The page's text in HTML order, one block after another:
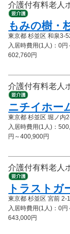
介護付有料老人
もみの樹・
東京都 杉並区 和泉
入居時費用(1人)：0
602,760円
介護付有料老人
ニチイホー
東京都 杉並区 堀ノ
入居時費用(1人)：
円～400,900円
介護付有料老人
トラストガ
東京都 杉並区 宮前
入居時費用(1人)：0
643,000円